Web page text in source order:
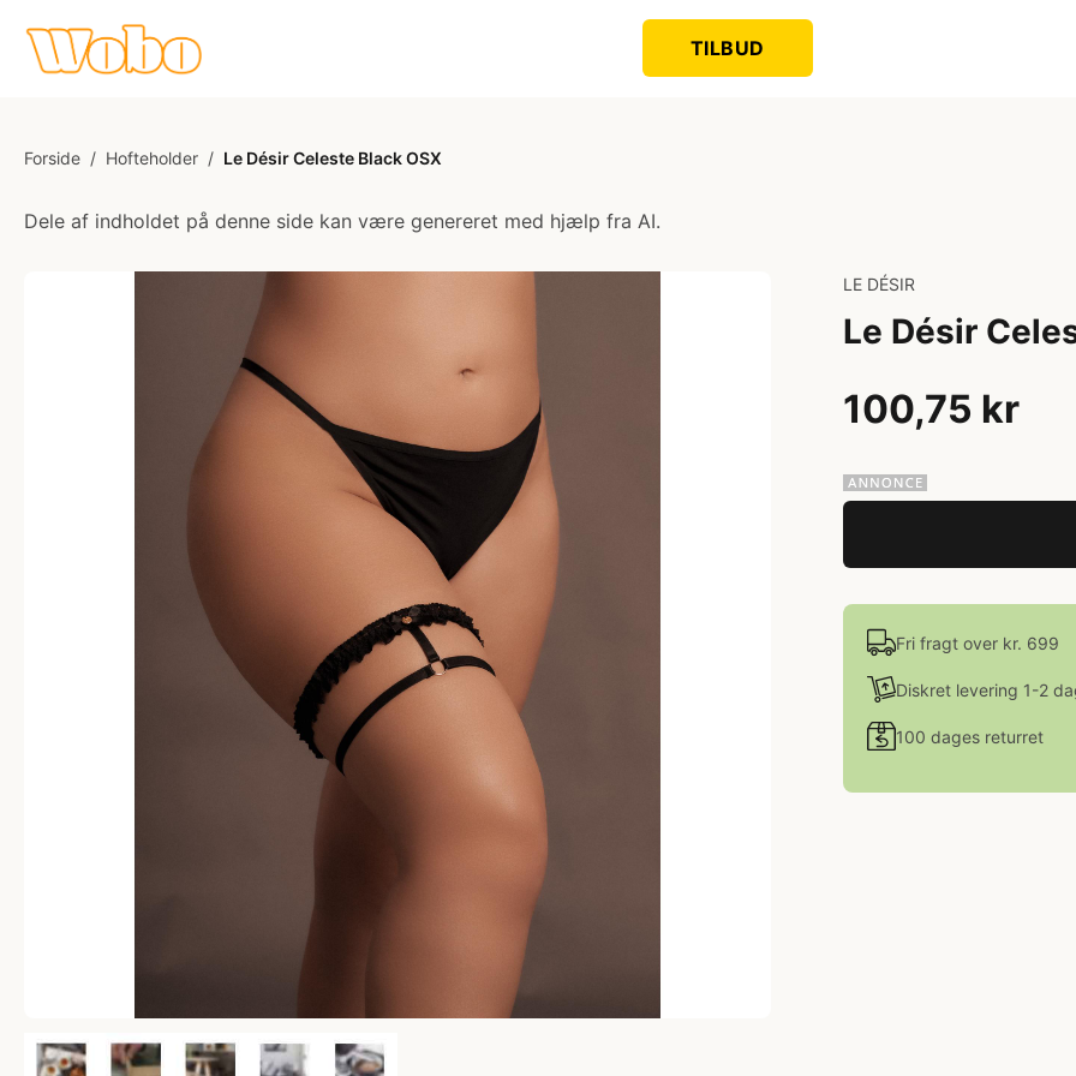
TILBUD
Forside / Hofteholder / Le Désir Celeste Black OSX
Dele af indholdet på denne side kan være genereret med hjælp fra AI.
LE DÉSIR
Le Désir
100,75 kr
Fri fragt over kr. 699
Diskret levering 1-2
100 dages returret